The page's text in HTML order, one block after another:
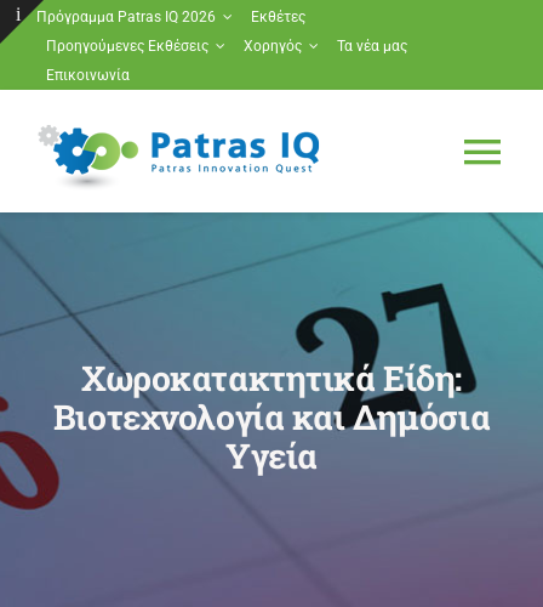
Μετάβαση
Πρόγραμμα Patras IQ 2026
Εκθέτες
Προηγούμενες Εκθέσεις
Χορηγός
Τα νέα μας
Επικοινωνία
Εκθέτες
Προηγούμενες Εκθέσεις
Χορηγός
Χωροκατακτητικά Είδη:
Βιοτεχνολογία και Δημόσια
Υγεία
Toggle